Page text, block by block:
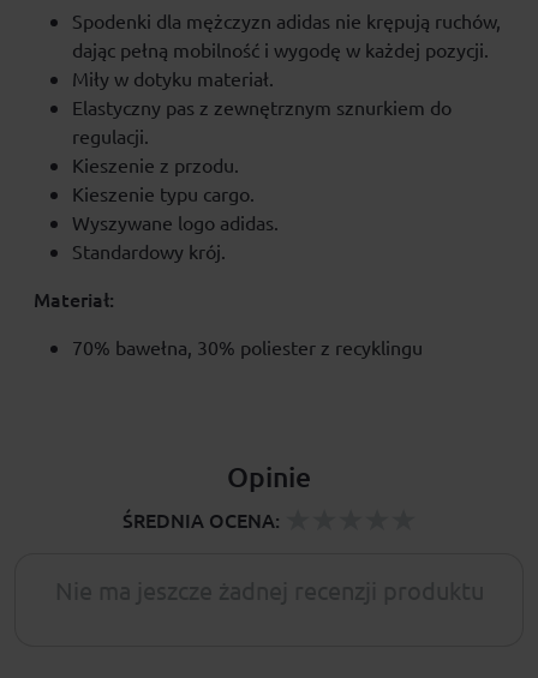
Spodenki dla mężczyzn adidas nie krępują ruchów,
dając pełną mobilność i wygodę w każdej pozycji.
Miły w dotyku materiał.
Elastyczny pas z zewnętrznym sznurkiem do
regulacji.
Kieszenie z przodu.
Kieszenie typu cargo.
Wyszywane logo adidas.
Standardowy krój.
Materiał:
70% bawełna, 30% poliester z recyklingu
Opinie
ŚREDNIA OCENA: